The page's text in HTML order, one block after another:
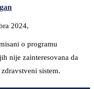
2024,
o programu
nije zainteresovana da
sistem.